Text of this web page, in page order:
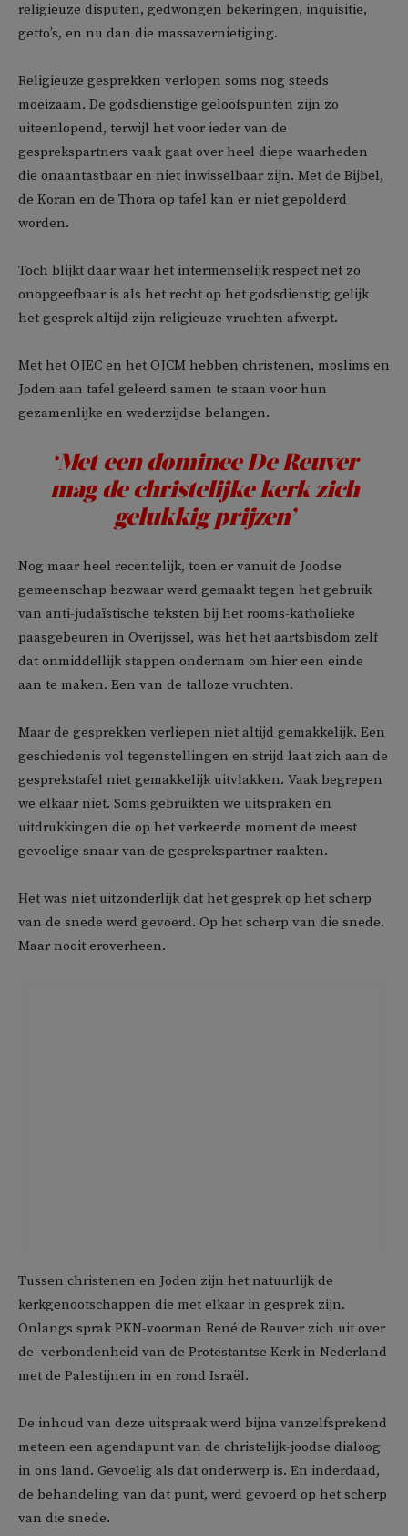
religieuze disputen, gedwongen bekeringen, inquisitie,
getto’s, en nu dan die massavernietiging.
Religieuze gesprekken verlopen soms nog steeds
moeizaam. De godsdienstige geloofspunten zijn zo
uiteenlopend, terwijl het voor ieder van de
gesprekspartners vaak gaat over heel diepe waarheden
die onaantastbaar en niet inwisselbaar zijn. Met de Bijbel,
de Koran en de Thora op tafel kan er niet gepolderd
worden.
Toch blijkt daar waar het intermenselijk respect net zo
onopgeefbaar is als het recht op het godsdienstig gelijk
het gesprek altijd zijn religieuze vruchten afwerpt.
Met het OJEC en het OJCM hebben christenen, moslims en
Joden aan tafel geleerd samen te staan voor hun
gezamenlijke en wederzijdse belangen.
‘Met een dominee De Reuver
mag de christelijke kerk zich
gelukkig prijzen’
Nog maar heel recentelijk, toen er vanuit de Joodse
gemeenschap bezwaar werd gemaakt tegen het gebruik
van anti-judaïstische teksten bij het rooms-katholieke
paasgebeuren in Overijssel, was het het aartsbisdom zelf
dat onmiddellijk stappen ondernam om hier een einde
aan te maken. Een van de talloze vruchten.
Maar de gesprekken verliepen niet altijd gemakkelijk. Een
geschiedenis vol tegenstellingen en strijd laat zich aan de
gesprekstafel niet gemakkelijk uitvlakken. Vaak begrepen
we elkaar niet. Soms gebruikten we uitspraken en
uitdrukkingen die op het verkeerde moment de meest
gevoelige snaar van de gesprekspartner raakten.
Het was niet uitzonderlijk dat het gesprek op het scherp
van de snede werd gevoerd. Op het scherp van die snede.
Maar nooit eroverheen.
Tussen christenen en Joden zijn het natuurlijk de
kerkgenootschappen die met elkaar in gesprek zijn.
Onlangs sprak PKN-voorman René de Reuver zich uit over
de verbondenheid van de Protestantse Kerk in Nederland
met de Palestijnen in en rond Israël.
De inhoud van deze uitspraak werd bijna vanzelfsprekend
meteen een agendapunt van de christelijk-joodse dialoog
in ons land. Gevoelig als dat onderwerp is. En inderdaad,
de behandeling van dat punt, werd gevoerd op het scherp
van die snede.